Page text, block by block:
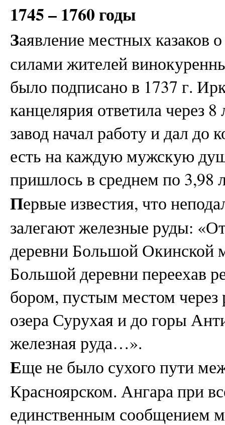
1745 – 1760 годы
Заявление местных казаков
силами жителей
было подписано в 1737 г.
канцелярия ответила через
завод начал работу и дал до
есть на каждую мужскую
пришлось в среднем по 3,98
Первые известия, что
залегают железные руды:
деревни Большой Окинской
Большой деревни переехав
бором, пустым местом
озера Сурухая и до горы
железная руда…».
Еще не было сухого пути
Красноярском. Ангара при
единственным сообщением